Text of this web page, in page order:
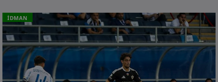
İDMAN